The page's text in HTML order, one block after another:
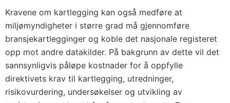
Kravene om kartlegging kan også medføre at
miljømyndigheter i større grad må gjennomføre
bransjekartlegginger og koble det nasjonale registeret
opp mot andre datakilder. På bakgrunn av dette vil det
sannsynligvis påløpe kostnader for å oppfylle
direktivets krav til kartlegging, utredninger,
risikovurdering, undersøkelser og utvikling av